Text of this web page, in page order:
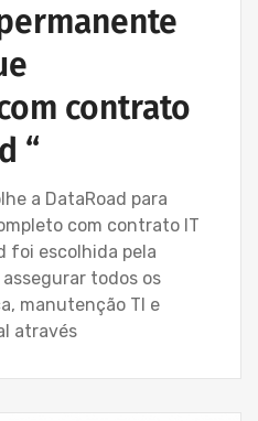
contrato
“
a DataRoad para
com contrato IT
foi escolhida pela
assegurar todos os
manutenção TI e
através